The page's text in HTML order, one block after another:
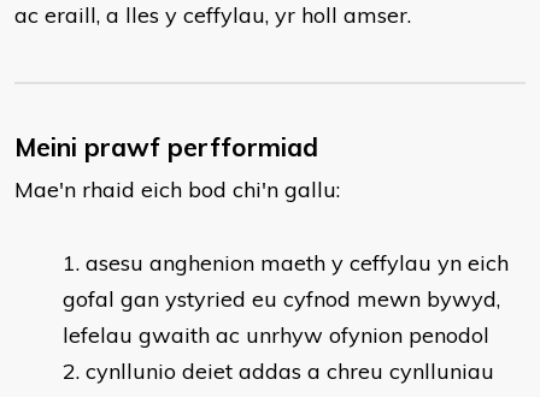
ac eraill, a lles y ceffylau, yr holl amser.
Meini prawf perfformiad
Mae'n rhaid eich bod chi'n gallu:
​asesu anghenion maeth y ceffylau yn eich
gofal gan ystyried eu cyfnod mewn bywyd,
lefelau gwaith ac unrhyw ofynion penodol
cynllunio deiet addas a chreu cynlluniau